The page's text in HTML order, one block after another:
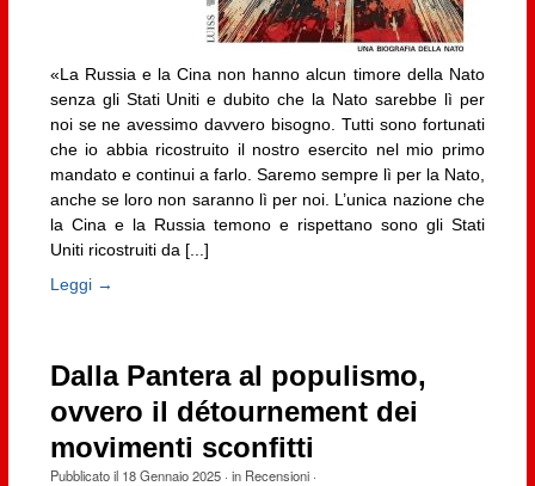
«La Russia e la Cina non hanno alcun timore della Nato
senza gli Stati Uniti e dubito che la Nato sarebbe lì per
noi se ne avessimo davvero bisogno. Tutti sono fortunati
che io abbia ricostruito il nostro esercito nel mio primo
mandato e continui a farlo. Saremo sempre lì per la Nato,
anche se loro non saranno lì per noi. L’unica nazione che
la Cina e la Russia temono e rispettano sono gli Stati
Uniti ricostruiti da [...]
Leggi →
Dalla Pantera al populismo,
ovvero il détournement dei
movimenti sconfitti
Pubblicato il 18 Gennaio 2025· in Recensioni·